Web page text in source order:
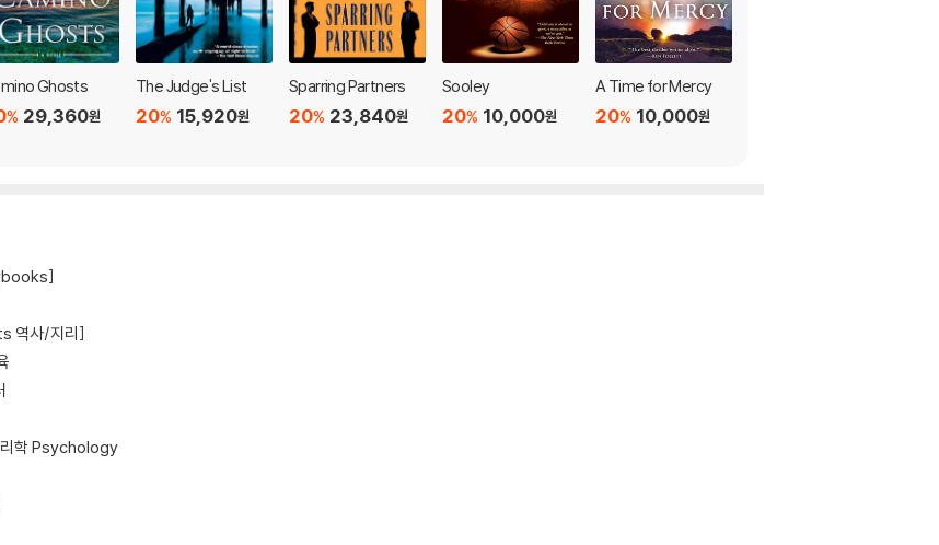
Ghosts
29,360원
%
The Judge's List
15,920원
20%
Sparring Partners
23,840원
20%
Sooley
10,000원
20%
A Time for Mercy
10,000원
20%
역사/지리]
학 Psychology